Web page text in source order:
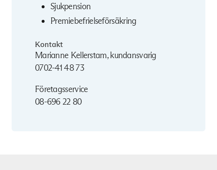
Sjukpension
Premiebefrielseförsäkring
Kontakt
Marianne Kellerstam, kundansvarig
0702-41 48 73
Företagsservice
08-696 22 80